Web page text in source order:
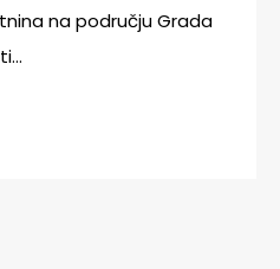
na području Grada